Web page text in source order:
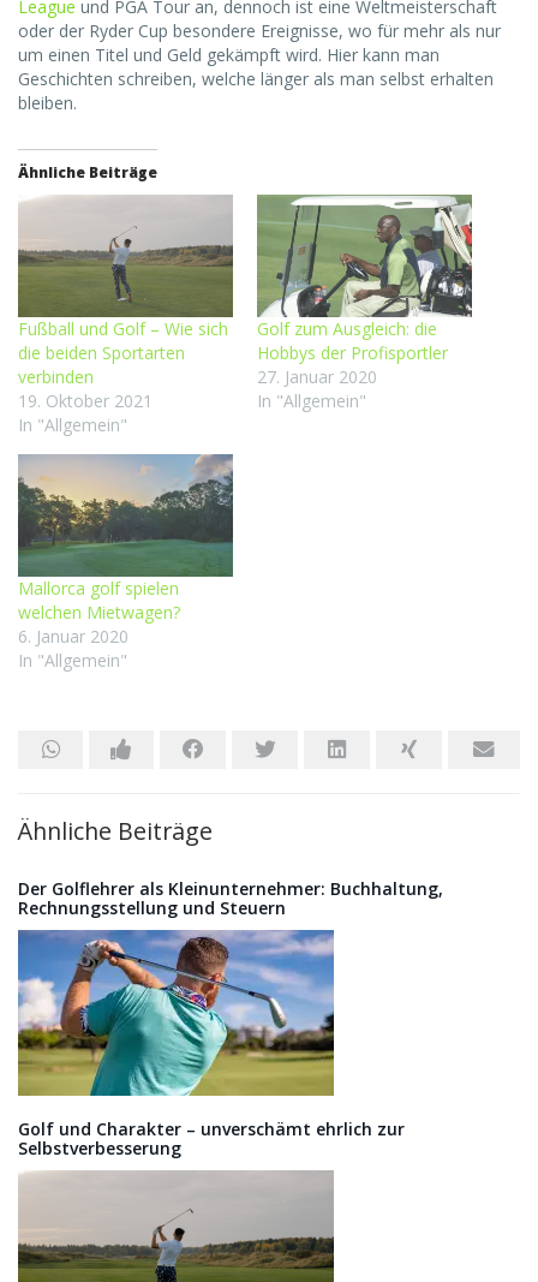
League und PGA Tour an, dennoch ist eine Weltmeisterschaft
oder der Ryder Cup besondere Ereignisse, wo für mehr als nur
um einen Titel und Geld gekämpft wird. Hier kann man
Geschichten schreiben, welche länger als man selbst erhalten
bleiben.
Ähnliche Beiträge
Fußball und Golf – Wie sich
die beiden Sportarten
verbinden
19. Oktober 2021
In "Allgemein"
Golf zum Ausgleich: die
Hobbys der Profisportler
27. Januar 2020
In "Allgemein"
Mallorca golf spielen
welchen Mietwagen?
6. Januar 2020
In "Allgemein"
Ähnliche Beiträge
Der Golflehrer als Kleinunternehmer: Buchhaltung,
Rechnungsstellung und Steuern
Golf und Charakter – unverschämt ehrlich zur
Selbstverbesserung